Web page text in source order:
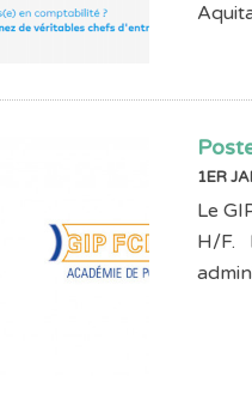
1ER
Le
H/F.